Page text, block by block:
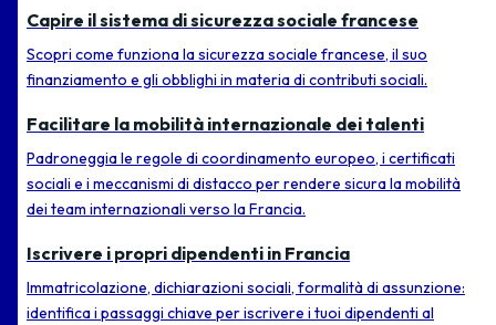
Capire il sistema di sicurezza sociale francese
Scopri come funziona la sicurezza sociale francese, il suo
finanziamento e gli obblighi in materia di contributi sociali.
Facilitare la mobilità internazionale dei talenti
Padroneggia le regole di coordinamento europeo, i certificati
sociali e i meccanismi di distacco per rendere sicura la mobilità
dei team internazionali verso la Francia.
Iscrivere i propri dipendenti in Francia
Immatricolazione, dichiarazioni sociali, formalità di assunzione:
identifica i passaggi chiave per iscrivere i tuoi dipendenti al